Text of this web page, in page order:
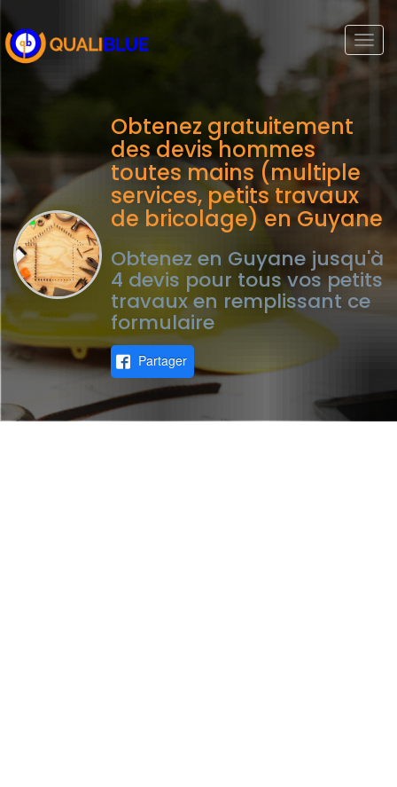
Obtenez gratuitement
des devis hommes
toutes mains (multiple
services, petits travaux
de bricolage) en Guyane
Obtenez en Guyane jusqu'à
4 devis pour tous vos petits
travaux en remplissant ce
formulaire
Partager